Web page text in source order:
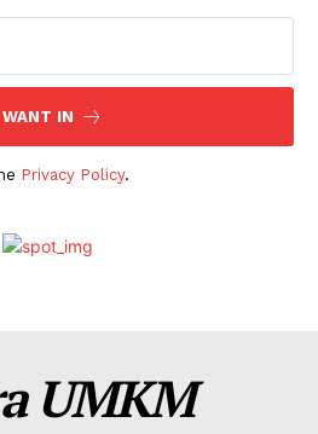
WANT IN
Privacy Policy.
UMKM